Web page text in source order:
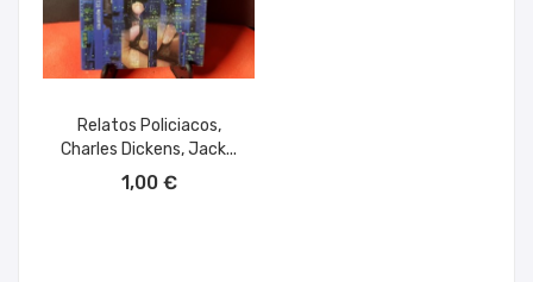
Relatos Policiacos,
Charles Dickens, Jack...
1,00 €